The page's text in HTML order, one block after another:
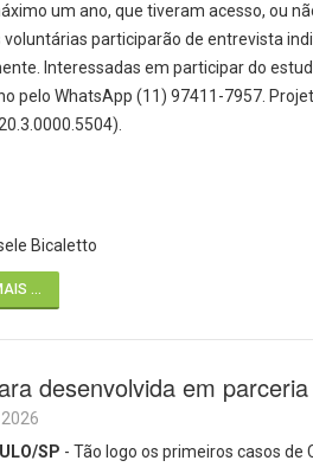
um ano, que tiveram acesso, ou
voluntárias participarão de entrevista
Interessadas em participar do
pelo WhatsApp (11) 97411-7957.
Bicaletto
...
desenvolvida em
SP - Tão logo os primeiros casos